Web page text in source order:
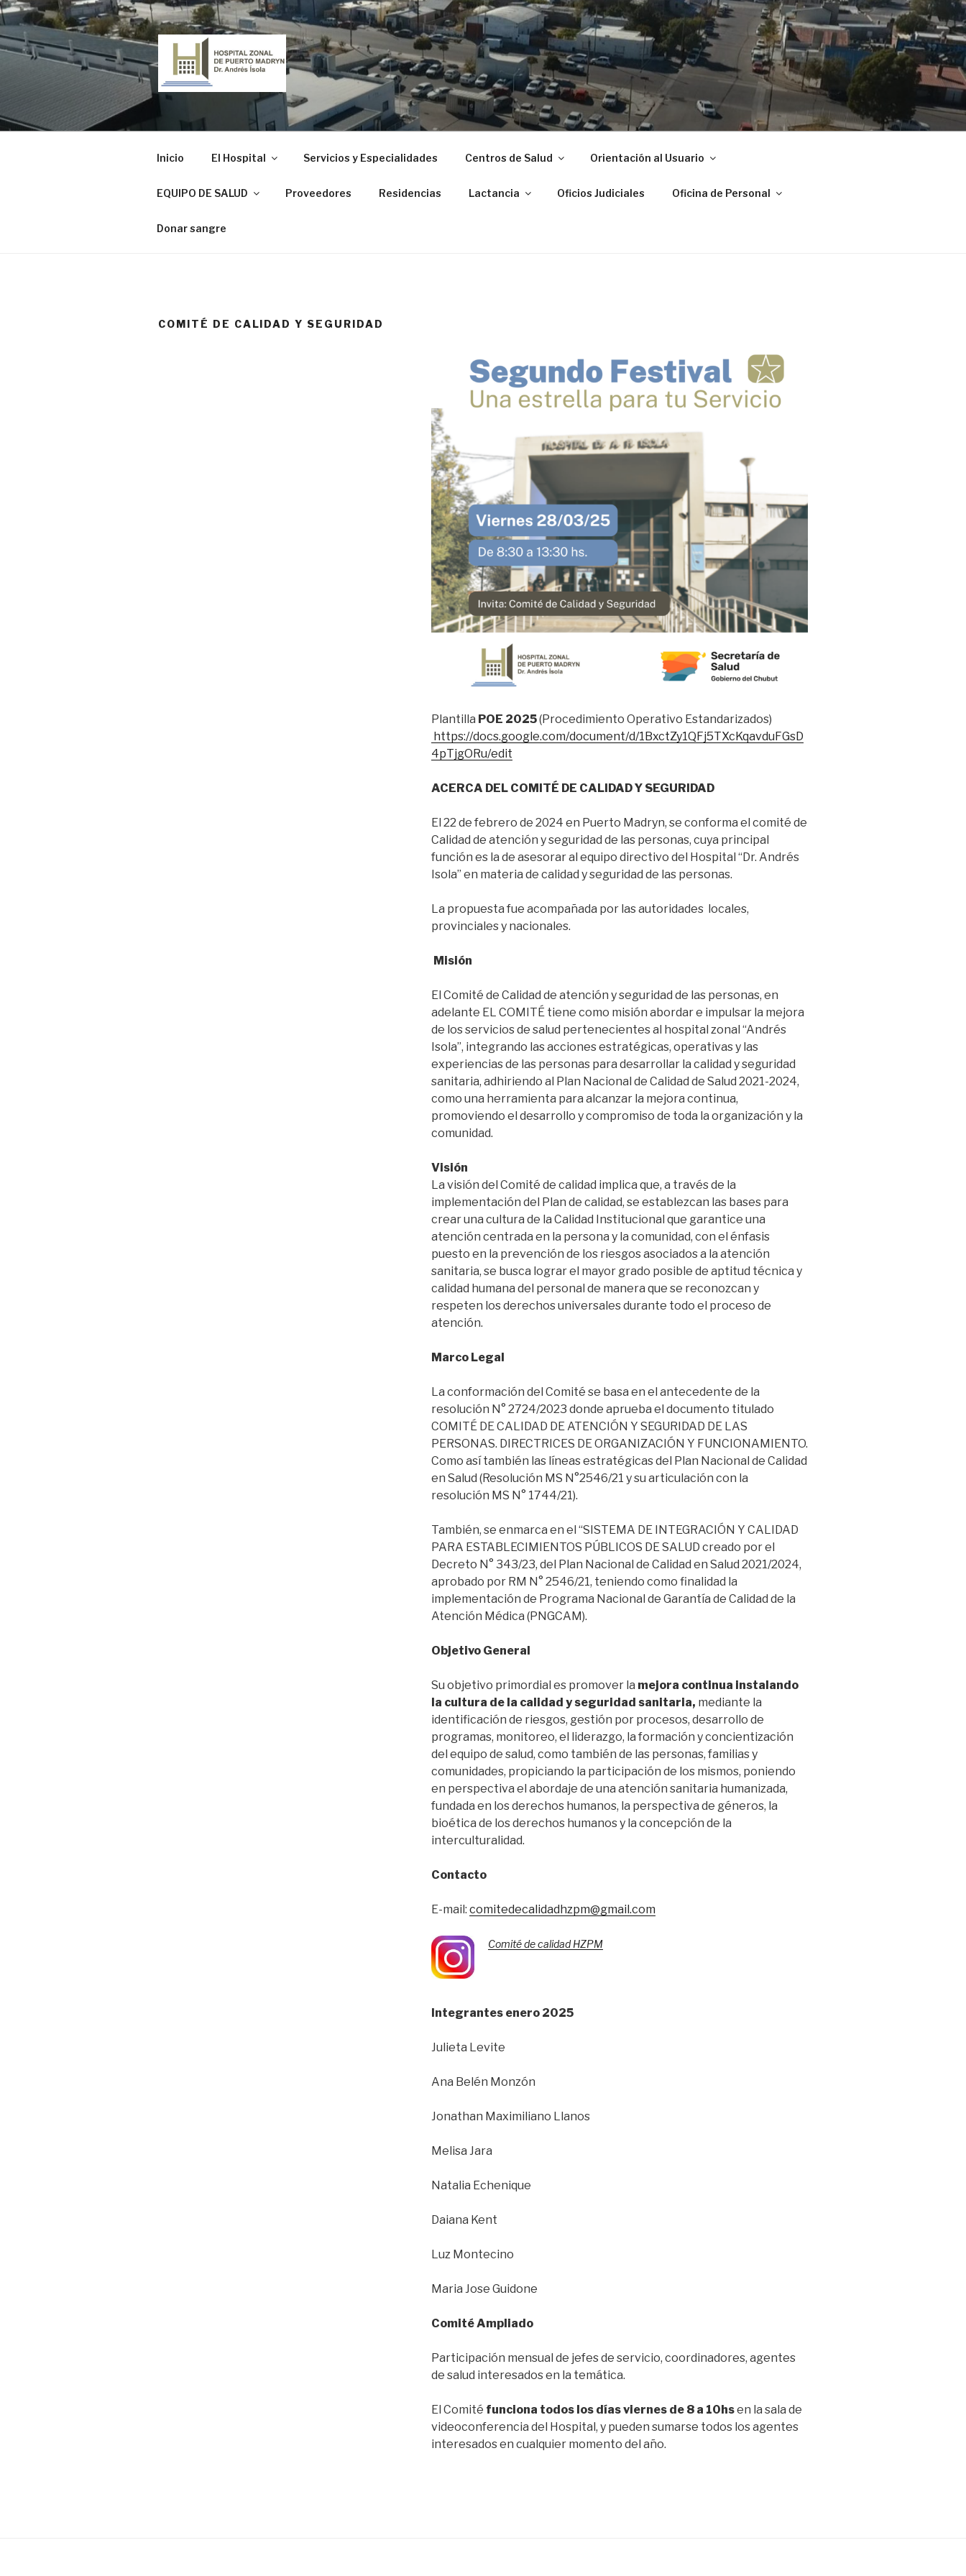
Ir
al
contenido
HOSPITAL ZONAL DE PUERTO MADRYN
Inicio El Hospital Servicios y Especialidades Centros de Salud Orientación al Usuario
EQUIPO DE SALUD Proveedores Residencias Lactancia Oficios Judiciales Oficina de Personal
Donar sangre
COMITÉ DE CALIDAD Y SEGURIDAD
Plantilla POE 2025(Procedimiento Operativo Estandarizados)
https://docs.google.com/document/d/1BxctZy1QFj5TXcKqavduFGsD
4pTjgORu/edit
ACERCA DEL COMITÉ DE CALIDAD Y SEGURIDAD
El 22 de febrero de 2024 en Puerto Madryn, se conforma el comité de
Calidad de atención y seguridad de las personas, cuya principal
función es la de asesorar al equipo directivo del Hospital “Dr. Andrés
Isola” en materia de calidad y seguridad de las personas.
La propuesta fue acompañada por las autoridades locales,
provinciales y nacionales.
Misión
El Comité de Calidad de atención y seguridad de las personas, en
adelante EL COMITÉ tiene como misión abordar e impulsar la mejora
de los servicios de salud pertenecientes al hospital zonal “Andrés
Isola”, integrando las acciones estratégicas, operativas y las
experiencias de las personas para desarrollar la calidad y seguridad
sanitaria, adhiriendo al Plan Nacional de Calidad de Salud 2021-2024,
como una herramienta para alcanzar la mejora continua,
promoviendo el desarrollo y compromiso de toda la organización y la
comunidad.
Visión
La visión del Comité de calidad implica que, a través de la
implementación del Plan de calidad, se establezcan las bases para
crear una cultura de la Calidad Institucional que garantice una
atención centrada en la persona y la comunidad, con el énfasis
puesto en la prevención de los riesgos asociados a la atención
sanitaria, se busca lograr el mayor grado posible de aptitud técnica y
calidad humana del personal de manera que se reconozcan y
respeten los derechos universales durante todo el proceso de
atención.
Marco Legal
La conformación del Comité se basa en el antecedente de la
resolución N° 2724/2023 donde aprueba el documento titulado
COMITÉ DE CALIDAD DE ATENCIÓN Y SEGURIDAD DE LAS
PERSONAS. DIRECTRICES DE ORGANIZACIÓN Y FUNCIONAMIENTO.
Como así también las líneas estratégicas del Plan Nacional de Calidad
en Salud (Resolución MS N°2546/21 y su articulación con la
resolución MS N° 1744/21).
También, se enmarca en el “SISTEMA DE INTEGRACIÓN Y CALIDAD
PARA ESTABLECIMIENTOS PÚBLICOS DE SALUD creado por el
Decreto N° 343/23, del Plan Nacional de Calidad en Salud 2021/2024,
aprobado por RM N° 2546/21, teniendo como finalidad la
implementación de Programa Nacional de Garantía de Calidad de la
Atención Médica (PNGCAM).
Objetivo General
Su objetivo primordial es promover la mejora continua instalando
la cultura de la calidad y seguridad sanitaria, mediante la
identificación de riesgos, gestión por procesos, desarrollo de
programas, monitoreo, el liderazgo, la formación y concientización
del equipo de salud, como también de las personas, familias y
comunidades, propiciando la participación de los mismos, poniendo
en perspectiva el abordaje de una atención sanitaria humanizada,
fundada en los derechos humanos, la perspectiva de géneros, la
bioética de los derechos humanos y la concepción de la
interculturalidad.
Contacto
E-mail: comitedecalidadhzpm@gmail.com
Comité de calidad HZPM
Integrantes enero 2025
Julieta Levite
Ana Belén Monzón
Jonathan Maximiliano Llanos
Melisa Jara
Natalia Echenique
Daiana Kent
Luz Montecino
Maria Jose Guidone
Comité Ampliado
Participación mensual de jefes de servicio, coordinadores, agentes
de salud interesados en la temática.
El Comité funciona todos los días viernes de 8 a 10hsen la sala de
videoconferencia del Hospital, y pueden sumarse todos los agentes
interesados en cualquier momento del año.